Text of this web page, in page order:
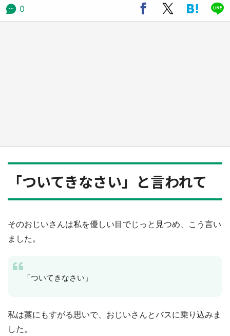
日向翔陽＆影山飛雄が笹かまを食べる！ アニ
メ『ハイキュー！！』×老舗「鐘崎」コラボで
0
「ついてきなさい」と言われて
そのおじいさんは私を優しい目でじっと見つめ、こう言い
ました。
「ついてきなさい」
私は藁にもすがる思いで、おじいさんとバスに乗り込みま
した。